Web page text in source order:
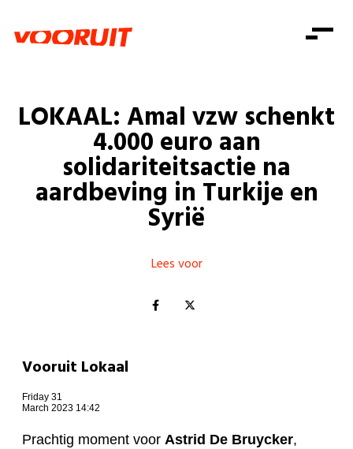
Zorg
Gelijke kansen
Welzijn
Consumentenbescherming
Pensioenen
Onze mensen
Standpunten
Vacatures
Doe mee
Doe mee
Word lid
Mis niets
Shop
Zoeken
Login
Login
Doe mee
LOKAAL: Amal vzw schenkt
4.000 euro aan
solidariteitsactie na
aardbeving in Turkije en
Syrië
Lees voor
Vooruit Lokaal
Friday 31
March 2023 14:42
Prachtig moment voor Astrid De Bruycker,